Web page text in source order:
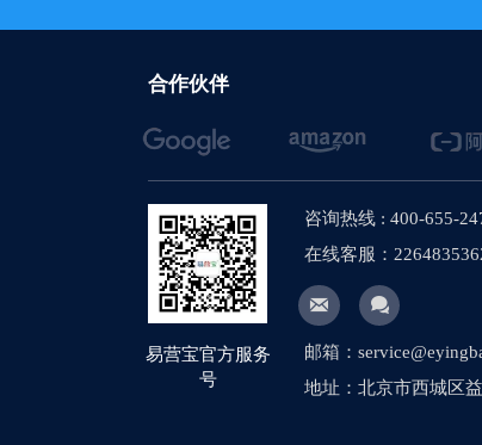
【网站建
【网站建
【网站建
【网站建设
合作伙伴
易营宝官方服务
号
咨询热线 : 400-655-
在线客服：
 
邮箱：
地址：北京市西城区